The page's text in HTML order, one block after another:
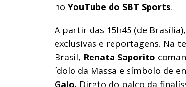
no YouTube do SBT Sports.
A partir das 15h45 (de
exclusivas e reportagens. Na
Brasil, Renata Saporito
ídolo da Massa e símbolo de
Galo. Direto do palco da